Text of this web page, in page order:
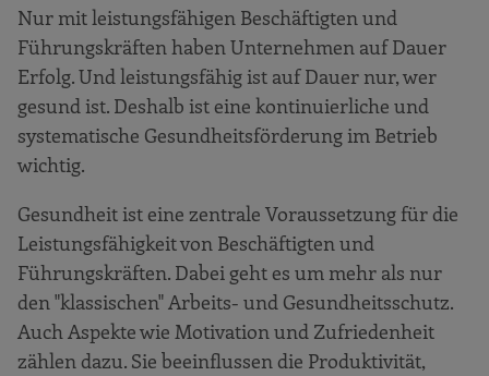
Nur mit leistungsfähigen Beschäftigten und
Führungskräften haben Unternehmen auf Dauer
Erfolg. Und leistungsfähig ist auf Dauer nur, wer
gesund ist. Deshalb ist eine kontinuierliche und
systematische Gesundheitsförderung im Betrieb
wichtig.
Gesundheit ist eine zentrale Voraussetzung für die
Leistungsfähigkeit von Beschäftigten und
Führungskräften. Dabei geht es um mehr als nur
den "klassischen" Arbeits- und Gesundheitsschutz.
Auch Aspekte wie Motivation und Zufriedenheit
zählen dazu. Sie beeinflussen die Produktivität,